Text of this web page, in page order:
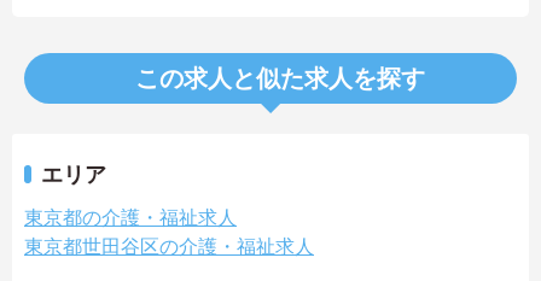
この求人と似た求人を探す
エリア
東京都の介護・福祉求人
東京都世田谷区の介護・福祉求人